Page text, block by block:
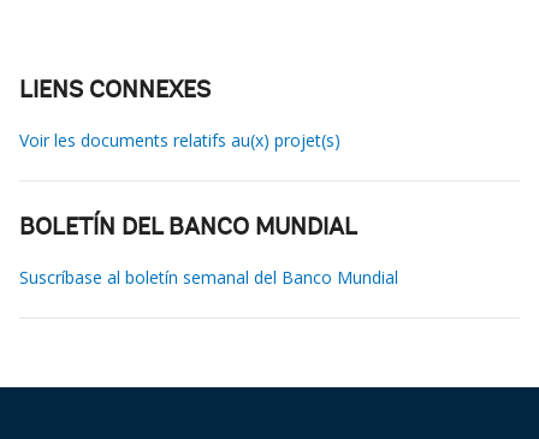
LIENS CONNEXES
Voir les documents relatifs au(x) projet(s)
BOLETÍN DEL BANCO MUNDIAL
Suscríbase al boletín semanal del Banco Mundial